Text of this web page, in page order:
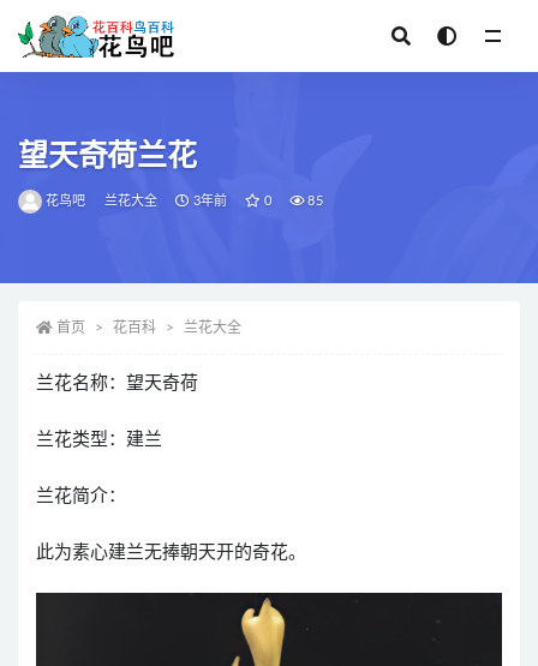
望天奇荷兰花
花鸟吧 兰花大全 3年前 0 85
首页 花百科 兰花大全
兰花名称：望天奇荷
兰花类型：建兰
兰花简介：
此为素心建兰无捧朝天开的奇花。